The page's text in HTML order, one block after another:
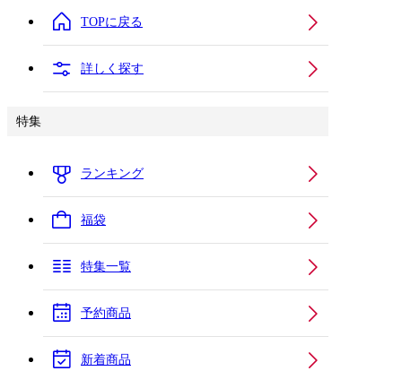
TOPに戻る
詳しく探す
特集
ランキング
福袋
特集一覧
予約商品
新着商品